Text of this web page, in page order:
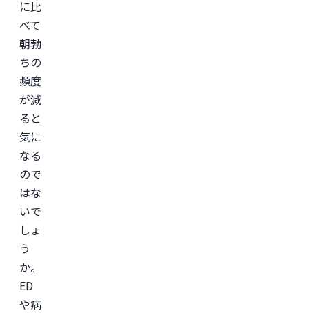
に比
べて
朝勃
ちの
頻度
が減
ると
気に
なる
ので
はな
いで
しょ
う
か。
ED
や病